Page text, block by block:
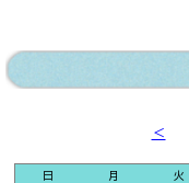
＜
日 月 火